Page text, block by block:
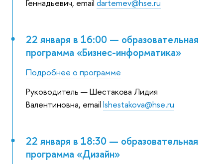
Геннадьевич, email dartemev@hse.ru
22 января в 16:00 — образовательная
программа «Бизнес-информатика»
Подробнее о программе
Руководитель — Шестакова Лидия
Валентиновна, email lshestakova@hse.ru
22 января в 18:30 — образовательная
программа «Дизайн»